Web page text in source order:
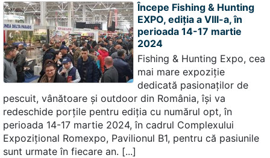
Începe Fishing & Hunting
EXPO, ediția a VIII-a, în
perioada 14-17 martie
2024
Fishing & Hunting Expo, cea
mai mare expoziție
dedicată pasionaților de
pescuit, vânătoare și outdoor din România, își va
redeschide porțile pentru ediția cu numărul opt, în
perioada 14-17 martie 2024, în cadrul Complexului
Expozițional Romexpo, Pavilionul B1, pentru că pasiunile
sunt urmate în fiecare an. [...]